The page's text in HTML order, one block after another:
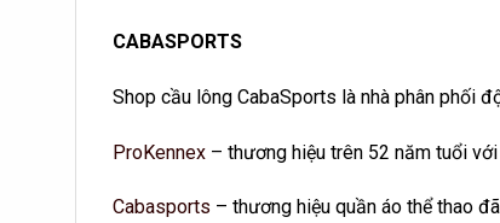
CABASPORTS
Shop cầu lông CabaSports là nhà phân phối
ProKennex – thương hiệu trên 52 năm tuổi
Cabasports – thương hiệu quần áo thể thao